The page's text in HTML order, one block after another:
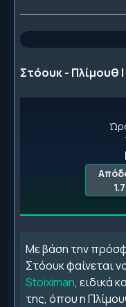
Στόουκ - Πλίμουθ
Με βάση την
Στόουκ φαίνεται
Stoiximan, ειδικά
της, όπου η